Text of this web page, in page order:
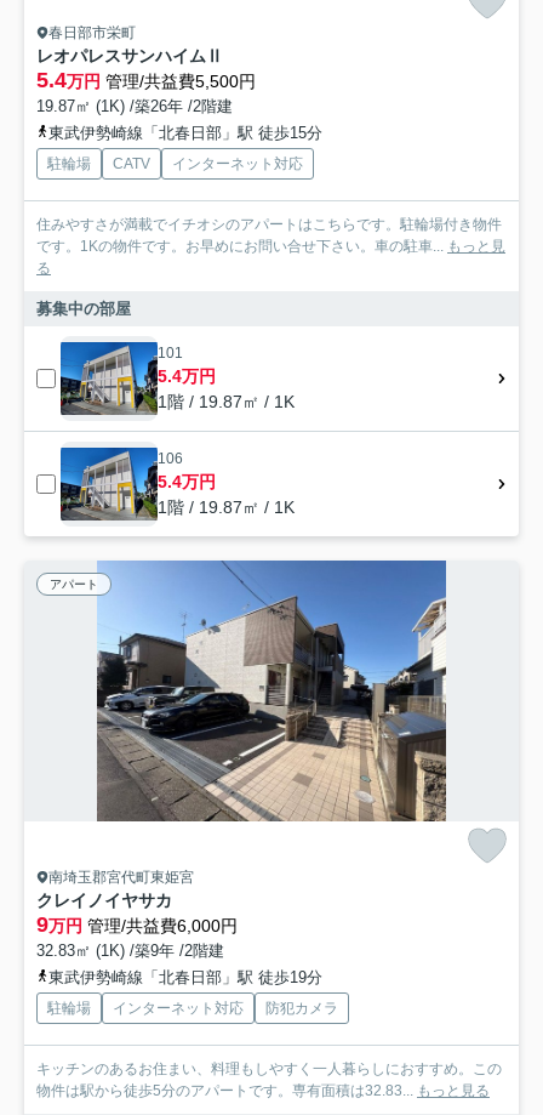
春日部市栄町
レオパレスサンハイムⅡ
5.4万円 管理/共益費5,500円
19.87㎡ (1K) /築26年 /2階建
東武伊勢崎線「北春日部」駅 徒歩15分
駐輪場 CATV インターネット対応
住みやすさが満載でイチオシのアパートはこちらです。駐輪場付き物件
です。1Kの物件です。お早めにお問い合せ下さい。車の駐車... もっと見
る
募集中の部屋
101
5.4万円
1階 / 19.87㎡ / 1K
106
5.4万円
1階 / 19.87㎡ / 1K
アパート
南埼玉郡宮代町東姫宮
クレイノイヤサカ
9万円 管理/共益費6,000円
32.83㎡ (1K) /築9年 /2階建
東武伊勢崎線「北春日部」駅 徒歩19分
駐輪場 インターネット対応 防犯カメラ
キッチンのあるお住まい、料理もしやすく一人暮らしにおすすめ。この
物件は駅から徒歩5分のアパートです。専有面積は32.83... もっと見る